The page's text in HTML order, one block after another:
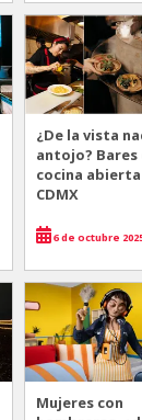
¿De la vista
antojo? Bares
cocina abierta
CDMX
6 de octubre
Mujeres con